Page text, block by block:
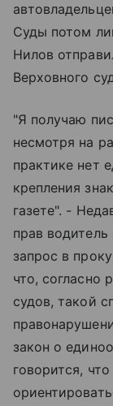
Суды потом
Нилов
Верховного
"Я получаю
несмотря на
практике нет
крепления
газете". -
прав
запрос в
что, согласно
судов, такой
закон о
говорится,